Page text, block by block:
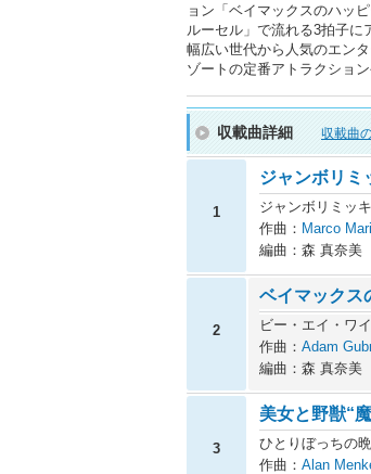
ョン「ベイマックスのハッ
ルーセル」で流れる3拍子に
幅広い世代から人気のエン
ゾートの定番アトラクショ
収載曲詳細 収載曲
1
ジャンボリミ
ジャンボリミッキ
作曲： Marco
編曲：森 真奈美
2
ベイマックス
ビー・エイ・ワ
作曲： Adam
編曲：森 真奈美
3
美女と野獣“
ひとりぼっちの
作曲： Alan